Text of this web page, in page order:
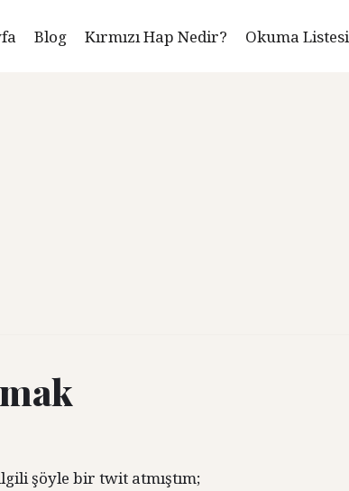
Blog Kırmızı Hap Nedir? Okuma Listesi
şöyle bir twit atmıştım;